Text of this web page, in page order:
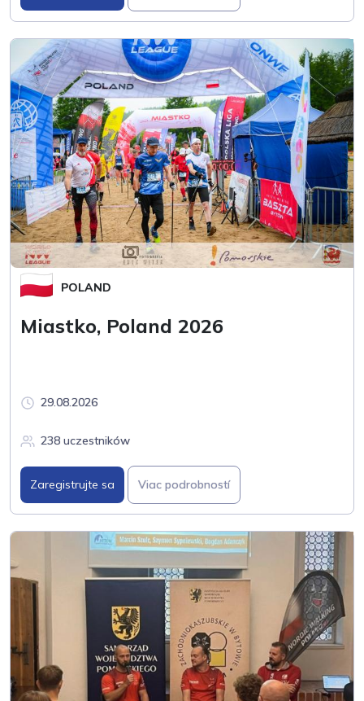
POLAND
Miastko, Poland 2026
29.08.2026
238 uczestników
Zaregistrujte sa Viac podrobností